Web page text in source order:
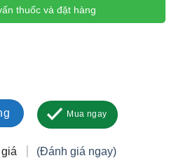
thuốc và đặt hàng
(Đánh giá ngay)
Mua ngay